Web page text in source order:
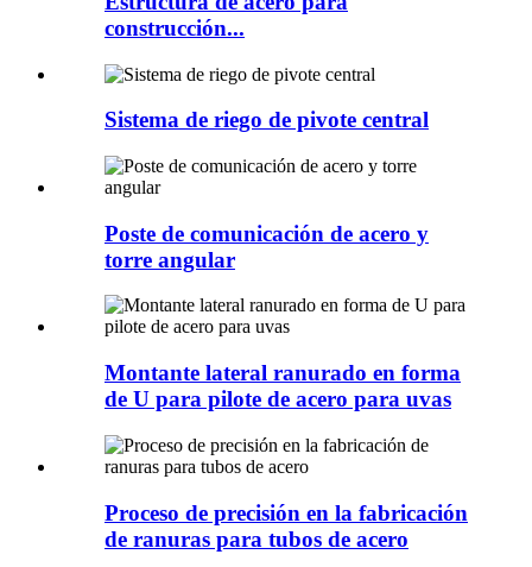
construcción...
Sistema de riego de pivote central
Poste de comunicación de acero y
torre angular
Montante lateral ranurado en forma
de U para pilote de acero para uvas
Proceso de precisión en la fabricación
de ranuras para tubos de acero